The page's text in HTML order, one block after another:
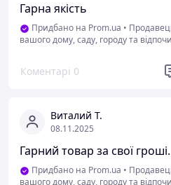
Гарна якість
Придбано на Prom.ua •
вашого дому, саду, городу та
Коментарі 0
Виталий Т.
08.11.2025
Гарний товар за свої гроші.
Придбано на Prom.ua •
вашого дому, саду, городу та